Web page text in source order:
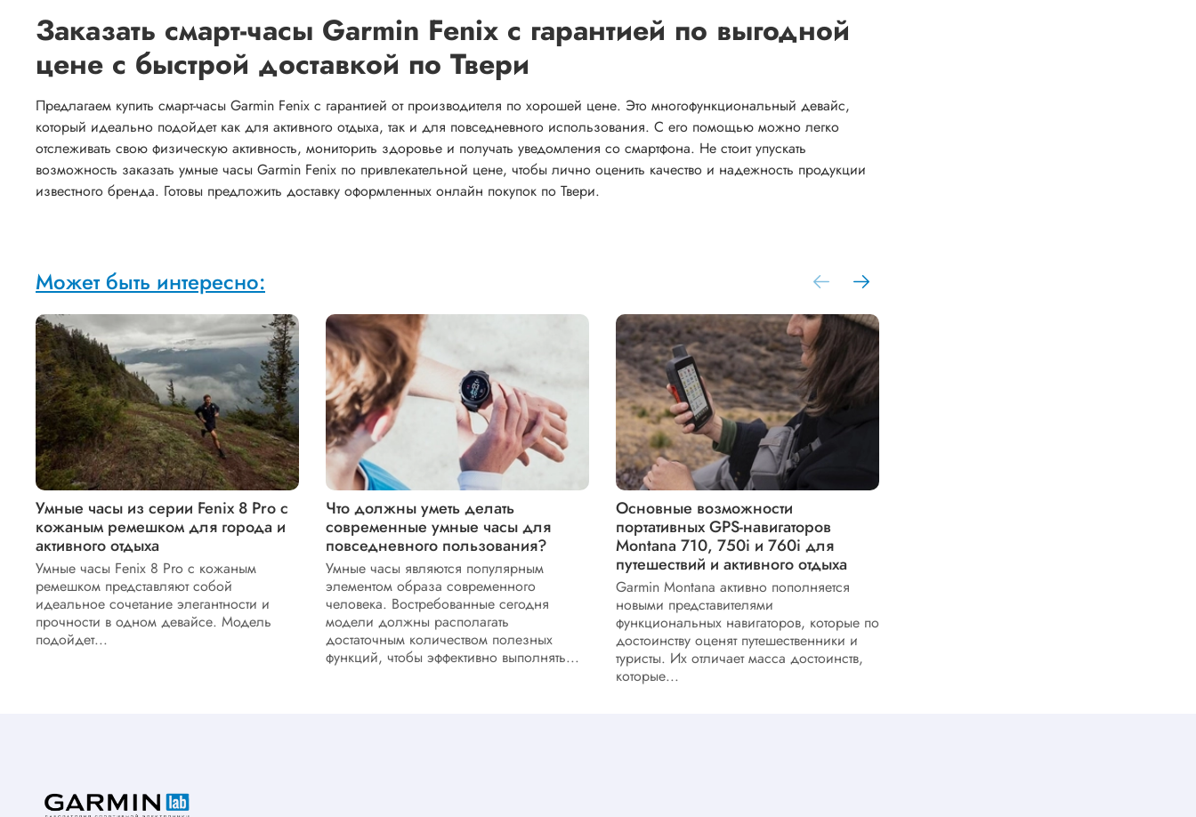
Заказать смарт-часы Garmin Fenix с гарантией по выгодной
цене с быстрой доставкой по Твери
Предлагаем купить смарт-часы Garmin Fenix с гарантией от производителя по хорошей цене. Это многофункциональный девайс,
который идеально подойдет как для активного отдыха, так и для повседневного использования. С его помощью можно легко
отслеживать свою физическую активность, мониторить здоровье и получать уведомления со смартфона. Не стоит упускать
возможность заказать умные часы Garmin Fenix по привлекательной цене, чтобы лично оценить качество и надежность продукции
известного бренда. Готовы предложить доставку оформленных онлайн покупок по Твери.
Может быть интересно:
Умные часы из серии Fenix 8 Pro с
кожаным ремешком для города и
активного отдыха
Умные часы Fenix 8 Pro с кожаным
ремешком представляют собой
идеальное сочетание элегантности и
прочности в одном девайсе. Модель
подойдет...
Что должны уметь делать
современные умные часы для
повседневного пользования?
Умные часы являются популярным
элементом образа современного
человека. Востребованные сегодня
модели должны располагать
достаточным количеством полезных
функций, чтобы эффективно выполнять...
Основные возможности
портативных GPS-навигаторов
Montana 710, 750i и 760i для
путешествий и активного отдыха
Garmin Montana активно пополняется
новыми представителями
функциональных навигаторов, которые по
достоинству оценят путешественники и
туристы. Их отличает масса достоинств,
которые...